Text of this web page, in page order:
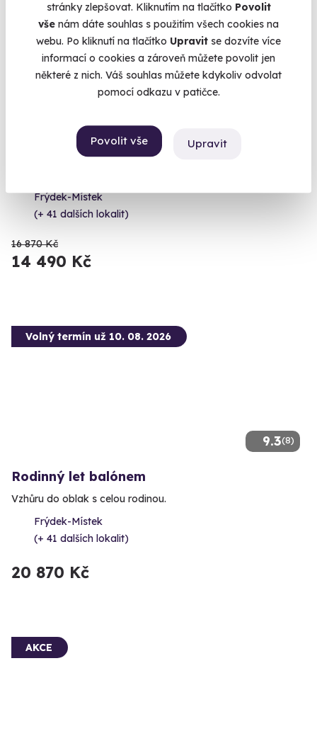
stránky zlepšovat. Kliknutím na tlačítko Povolit
vše nám dáte souhlas s použitím všech cookies na
webu. Po kliknutí na tlačítko Upravit se dozvíte více
informací o cookies a zároveň můžete povolit jen
některé z nich. Váš souhlas můžete kdykoliv odvolat
pomocí odkazu v patičce.
Povolit vše Upravit
Volný termín už 10. 08. 2026
AKCE
Privátní let balónem
Frýdek-Místek
(+ 41 dalších lokalit)
16 870 Kč
14 490 Kč
9.3(8)
Volný termín už 10. 08. 2026
Rodinný let balónem
Vzhůru do oblak s celou rodinou.
Frýdek-Místek
(+ 41 dalších lokalit)
20 870 Kč
AKCE